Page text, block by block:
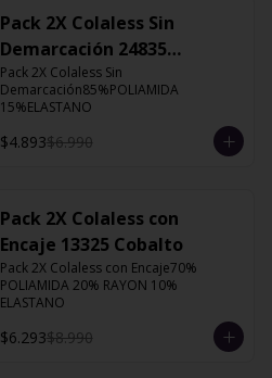
Pack 2X Colaless Sin
Demarcación 24835
Orquidea-M
Pack 2X Colaless Sin
Demarcación85%POLIAMIDA
15%ELASTANO
$4.893$6.990
Pack 2X Colaless con
Encaje 13325 Cobalto
Pack 2X Colaless con Encaje70%
POLIAMIDA 20% RAYON 10%
ELASTANO
$6.293$8.990